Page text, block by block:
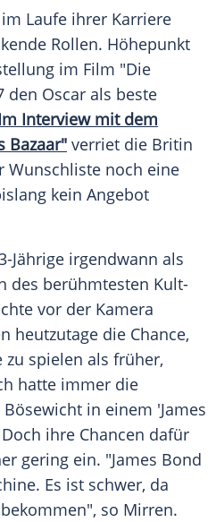
Laufe ihrer Karriere
Rollen. Höhepunkt
im Film "Die
den Oscar als beste
Interview mit dem
Bazaar" verriet die Britin
Wunschliste noch eine
kein Angebot
Jährige irgendwann als
des berühmtesten Kult-
vor der Kamera
heutzutage die Chance,
spielen als früher,
hatte immer die
in einem 'James
ihre Chancen dafür
gering ein. "James Bond
Es ist schwer, da
so Mirren.